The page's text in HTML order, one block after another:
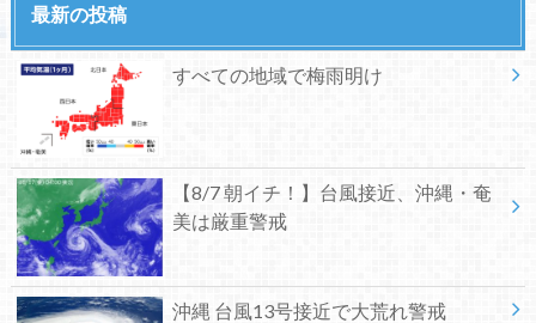
最新の投稿
すべての地域で梅雨明け
【8/7 朝イチ！】台風接近、沖縄・奄
美は厳重警戒
沖縄 台風13号接近で大荒れ警戒